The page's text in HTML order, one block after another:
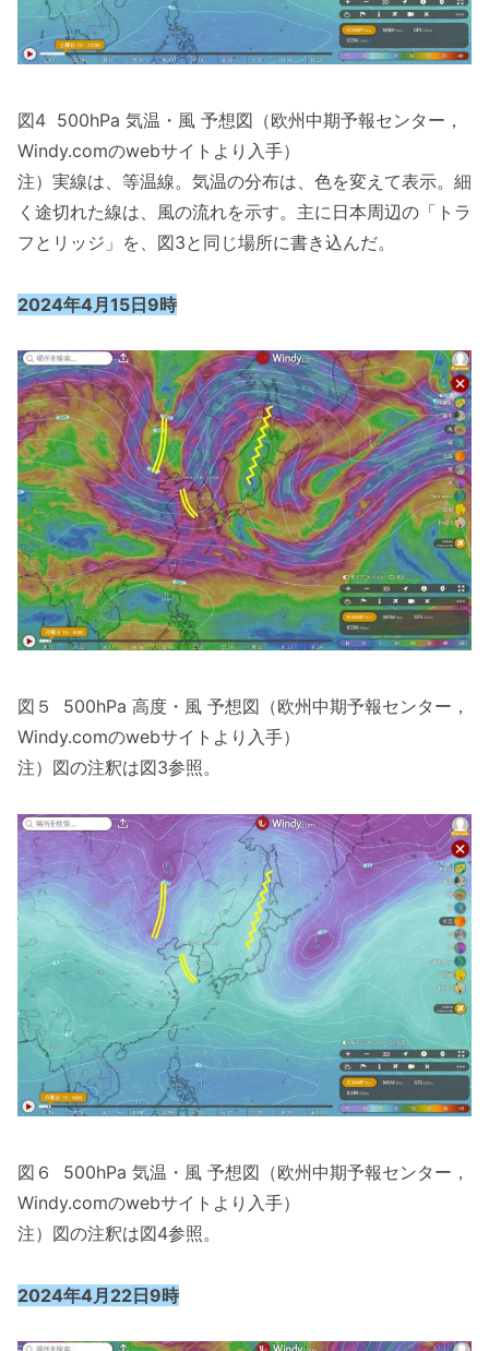
図4 500hPa 気温・風 予想図（欧州中期予報センター，
Windy.comのwebサイトより入手）
注）実線は、等温線。気温の分布は、色を変えて表示。細
く途切れた線は、風の流れを示す。主に日本周辺の「トラ
フとリッジ」を、図3と同じ場所に書き込んだ。
2024年4月15日9時
図５ 500hPa 高度・風 予想図（欧州中期予報センター，
Windy.comのwebサイトより入手）
注）図の注釈は図3参照。
図６ 500hPa 気温・風 予想図（欧州中期予報センター，
Windy.comのwebサイトより入手）
注）図の注釈は図4参照。
2024年4月22日9時